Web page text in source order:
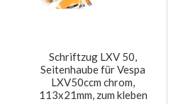
Schriftzug LXV 50,
Seitenhaube für Vespa
LXV50ccm chrom,
113x21mm, zum kleben